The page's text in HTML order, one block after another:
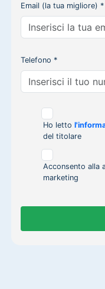
Email (la tua migliore) *
Telefono *
Ho letto
del titolare
Acconsento alla
marketing